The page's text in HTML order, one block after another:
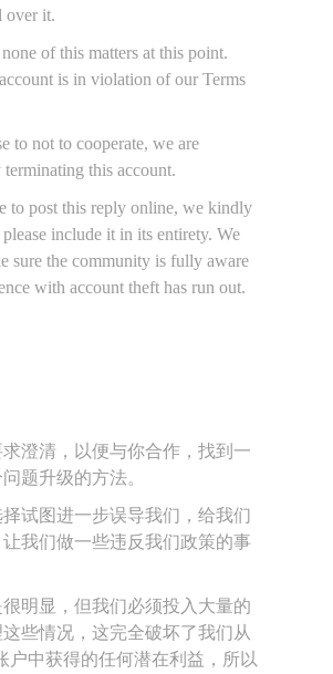
over it.
of this matters at this point.
is in violation of our Terms
to not to cooperate, we are
terminating this account.
to post this reply online, we kindly
include it in its entirety. We
sure the community is fully aware
with account theft has run out.
澄清，以便与你合作，找到一
题升级的方法。
试图进一步误导我们，给我们
我们做一些违反我们政策的事
明显，但我们必须投入大量的
些情况，这完全破坏了我们从
户中获得的任何潜在利益，所以